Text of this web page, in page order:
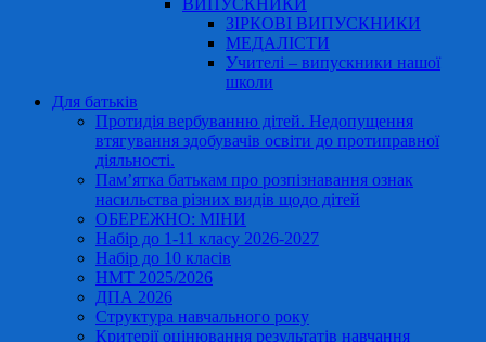
ВИПУСКНИКИ
ЗІРКОВІ ВИПУСКНИКИ
МЕДАЛІСТИ
Учителі – випускники нашої
школи
Для батьків
Протидія вербуванню дітей. Недопущення
втягування здобувачів освіти до протиправної
діяльності.
Пам’ятка батькам про розпізнавання ознак
насильства різних видів щодо дітей
ОБЕРЕЖНО: МІНИ
Набір до 1-11 класу 2026-2027
Набір до 10 класів
НМТ 2025/2026
ДПА 2026
Структура навчального року
Критерії оцінювання результатів навчання